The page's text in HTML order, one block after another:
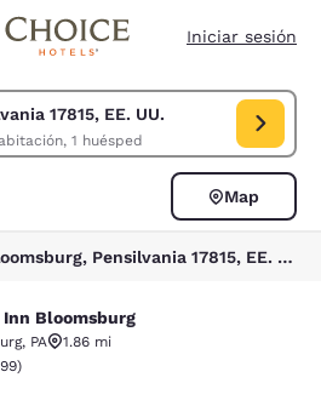
Iniciar sesión
17815, EE. UU.
1 habitación, 1 huésped
Pensilvania 17815, EE. UU..
Map
3 de hoteles cerca de Bloomsburg, Pensilvania 17815, EE. UU. coinciden con tus filtros
Bloomsburg
, PA
1.86 mi
de 4.01 estrellas. Muy bueno. 1299
)